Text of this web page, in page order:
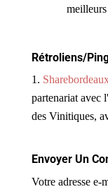
Rétroliens/
partenariat avec
des Vinitiques,
Envoyer Un
Votre adresse e-